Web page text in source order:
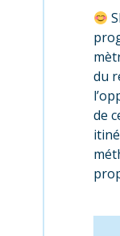
du
de